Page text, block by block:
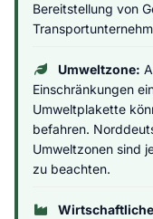
Bereitstellung von
Umweltzone:
Einschränkungen
Umweltplakette
befahren.
Umweltzonen sind
zu beachten.